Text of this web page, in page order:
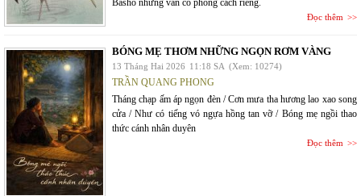
Basho nhưng vẫn có phong cách riêng.
Đọc thêm
BÓNG MẸ THƠM NHỮNG NGỌN RƠM VÀNG
13 Tháng Hai 2026 11:18 SA (Xem: 10274)
TRẦN QUANG PHONG
Tháng chạp ấm áp ngọn đèn / Cơn mưa tha hương lao xao song
cửa / Như có tiếng vó ngựa hồng tan vỡ / Bóng mẹ ngồi thao
thức cánh nhân duyên
Đọc thêm